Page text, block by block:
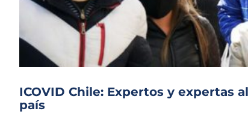
ICOVID Chile: Expertos y expertas
país